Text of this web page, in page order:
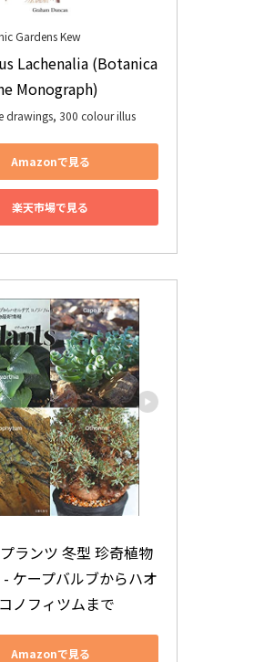
Gardens Kew
Lachenalia (Botanica
Monograph)
drawings, 300 colour illus
Amazonで見る
楽天市場で見る
ランツ 冬型 珍奇植物
ケープバルブからハオ
ノフィツムまで
Amazonで見る